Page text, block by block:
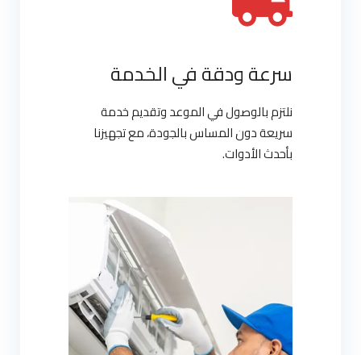
سرعة ودقة في الخدمة
نلتزم بالوصول في الموعد وتقديم خدمة
سريعة دون المساس بالجودة، مع تجهيزنا
بأحدث الأدوات.